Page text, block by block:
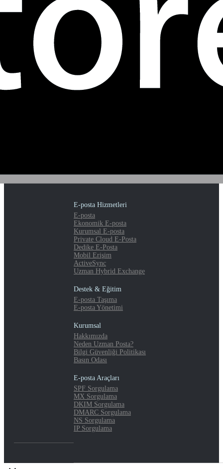
E-posta Hizmetleri
E-posta
Ekonomik E-posta
Kurumsal E-posta
Private Cloud E-Posta
Dedike E-Posta
Mobil Erişim
ActiveSync
Uzman Hybrid Exchange
Destek & Eğitim
E-posta Taşıma
E-posta Yönetimi
Kurumsal
Hakkımızda
Neden Uzman Posta?
Bilgi Güvenliği Politikası
Basın Odası
E-posta Araçları
SPF Sorgulama
MX Sorgulama
DKIM Sorgulama
DMARC Sorgulama
NS Sorgulama
IP Sorgulama